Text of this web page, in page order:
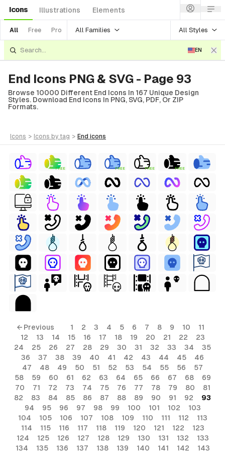
Icons Illustrations Elements
All Free Pro All Families All Styles
EN
End Icons PNG & SVG - Page 93
Browse 10000 Different End Icons In 167 Unique Design
Styles. Download End Icons In PNG, SVG, PDF, Or ZIP
Formats.
icons > icons by tag > end icons
FREE FREE FREE FREE
← Previous 1 2 3 4 5 6 7 8 9 10
11
12
13 14 15 16 17 18 19 20 21 22
23
24
25 26 27 28 29 30 31 32 33 34
35
36
37 38 39 40 41 42 43 44 45
46
47
48 49 50 51 52 53 54 55 56
57
58
59 60 61 62 63 64 65 66 67 68
69
70
71 72 73 74 75 76 77 78 79 80
81
82
83 84 85 86 87 88 89 90 91 92
93
94
95 96 97 98 99 100 101 102
103
104
105 106 107 108 109 110 111 112
113
114
115 116 117 118 119 120 121 122
123
124
125 126 127 128 129 130 131 132
133
134
135 136 137 138 139 140 141 142 143